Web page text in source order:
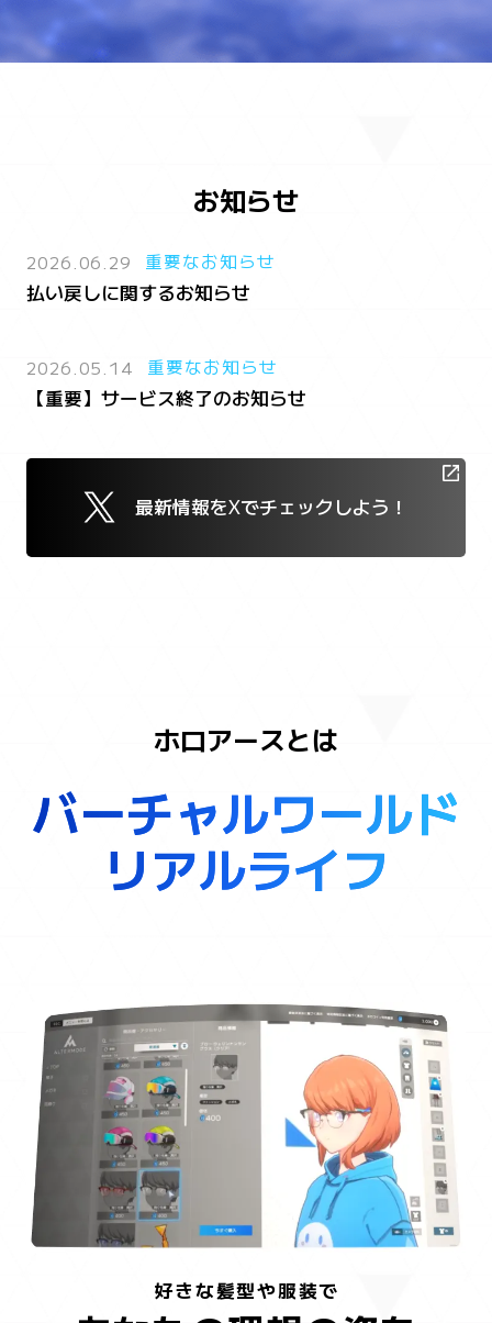
お知らせ
2026.06.29 重要なお知らせ
払い戻しに関するお知らせ
2026.05.14 重要なお知らせ
【重要】サービス終了のお知らせ
最新情報をXでチェックしよう！
ホロアースとは
バーチャルワールド
リアルライフ
バーチャルワールド
リアルライフ
好きな髪型や服装で